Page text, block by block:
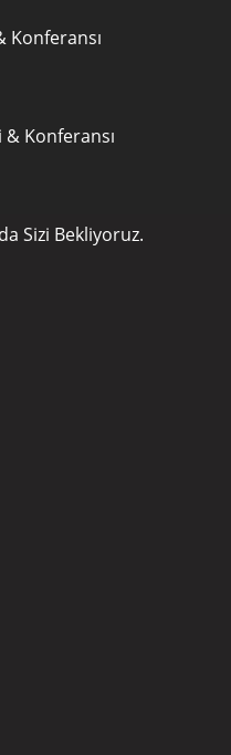
Konferansı
Konferansı
Sizi Bekliyoruz.